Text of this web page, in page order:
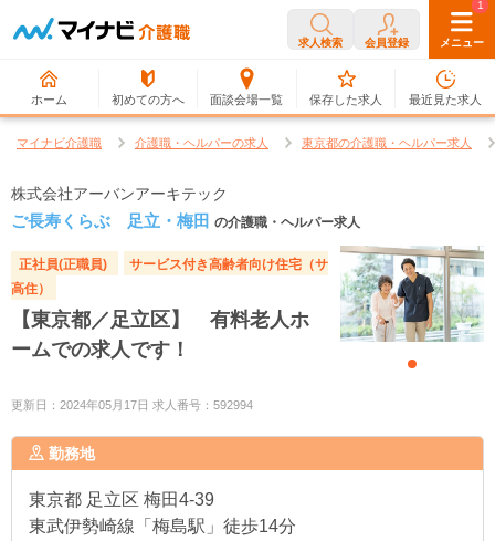
求人検索 会員登録 メニュー
ホーム 初めての方へ 面談会場一覧
0
保存した求人
1
最近見た求人
マイナビ介護職 介護職・ヘルパーの求人 東京都の介護職・ヘルパー求人
株式会社アーバンアーキテック
ご長寿くらぶ 足立・梅田 の介護職・ヘルパー求人
正社員(正職員)
サービス付き高齢者向け住宅（サ
高住）
【東京都／足立区】 有料老人ホ
ームでの求人です！
更新日：2024年05月17日 求人番号：592994
勤務地
東京都 足立区 梅田4-39
東武伊勢崎線「梅島駅」徒歩14分